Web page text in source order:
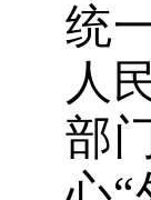
统
人
部